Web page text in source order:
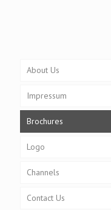
About Us
Impressum
Brochures
Logo
Channels
Contact Us